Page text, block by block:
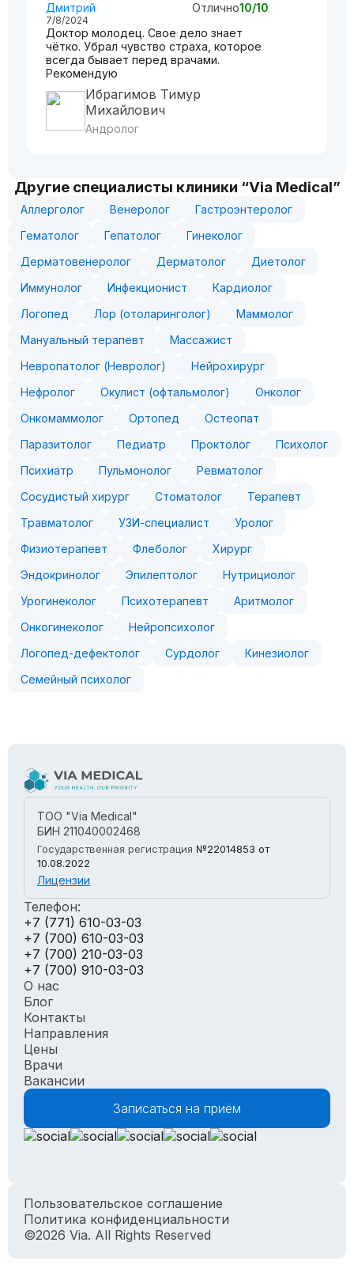
Дмитрий Отлично10/10
7/8/2024
Доктор молодец. Свое дело знает
чётко. Убрал чувство страха, которое
всегда бывает перед врачами.
Рекомендую
Ибрагимов Тимур
Михайлович
Андролог
Другие специалисты клиники “Via Medical”
Аллерголог Венеролог
Гастроэнтеролог
Гематолог
Гепатолог
Гинеколог
Дерматовенеролог
Дерматолог
Диетолог
Иммунолог
Инфекционист
Кардиолог
Логопед
Лор (отоларинголог)
Маммолог
Мануальный терапевт
Массажист
Невропатолог (Невролог)
Нейрохирург
Нефролог
Окулист (офтальмолог)
Онколог
Онкомаммолог
Ортопед
Остеопат
Паразитолог
Педиатр Проктолог
Психолог
Психиатр
Пульмонолог
Ревматолог
Сосудистый хирург
Стоматолог
Терапевт
Травматолог
УЗИ-специалист
Уролог
Физиотерапевт
Флеболог
Хирург
Эндокринолог
Эпилептолог
Нутрициолог
Урогинеколог
Психотерапевт
Аритмолог
Онкогинеколог
Нейропсихолог
Логопед-дефектолог
Сурдолог
Кинезиолог
Семейный психолог
ТОО "Via Medical"
БИН 211040002468
Государственная регистрация №22014853 от
10.08.2022
Лицензии
Телефон:
+7 (771) 610-03-03
+7 (700) 610-03-03
+7 (700) 210-03-03
+7 (700) 910-03-03
О нас
Блог
Контакты
Направления
Цены
Врачи
Вакансии
Записаться на приём
Пользовательское соглашение
Политика конфиденциальности
©2026 Via. All Rights Reserved